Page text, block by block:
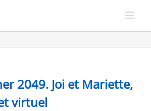
2049. Joi et Mariette,
virtuel